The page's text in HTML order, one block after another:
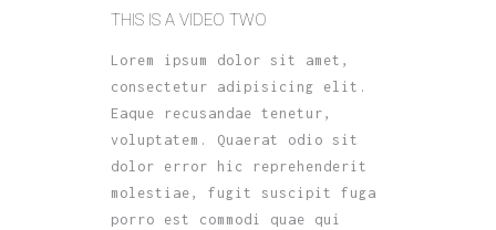
THIS IS A VIDEO TWO
Lorem ipsum dolor sit amet,
consectetur adipisicing elit.
Eaque recusandae tenetur,
voluptatem. Quaerat odio sit
dolor error hic reprehenderit
molestiae, fugit suscipit fuga
porro est commodi quae qui